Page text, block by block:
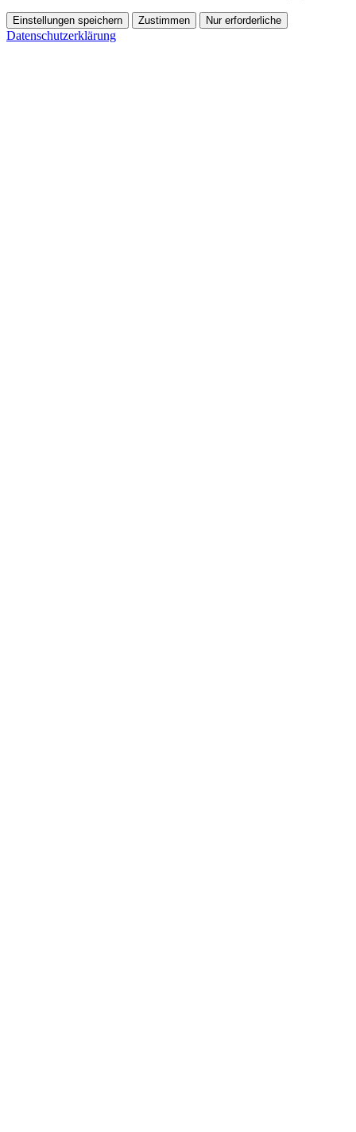
Einstellungen speichern Zustimmen Nur erforderliche
Datenschutzerklärung